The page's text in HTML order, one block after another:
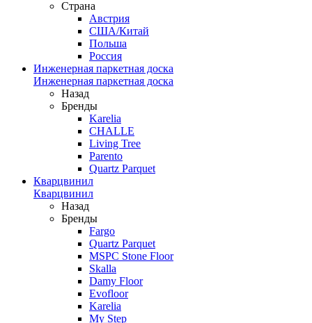
Страна
Австрия
США/Китай
Польша
Россия
Инженерная паркетная доска
Инженерная паркетная доска
Назад
Бренды
Karelia
CHALLE
Living Tree
Parento
Quartz Parquet
Кварцвинил
Кварцвинил
Назад
Бренды
Fargo
Quartz Parquet
MSPC Stone Floor
Skalla
Damy Floor
Evofloor
Karelia
My Step